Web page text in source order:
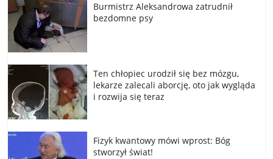
Burmistrz Aleksandrowa zatrudnił
bezdomne psy
Ten chłopiec urodził się bez mózgu,
lekarze zalecali aborcję, oto jak wygląda
i rozwija się teraz
Fizyk kwantowy mówi wprost: Bóg
stworzył świat!